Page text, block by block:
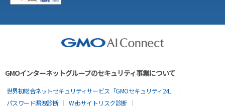
GMOインターネットグループのセキュリティ事業について
世界初総合ネットセキュリティサービス「GMOセキュリティ24」
パスワード漏洩診断
Webサイトリスク診断